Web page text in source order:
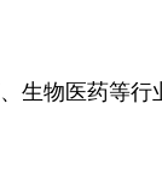
生物医药等行